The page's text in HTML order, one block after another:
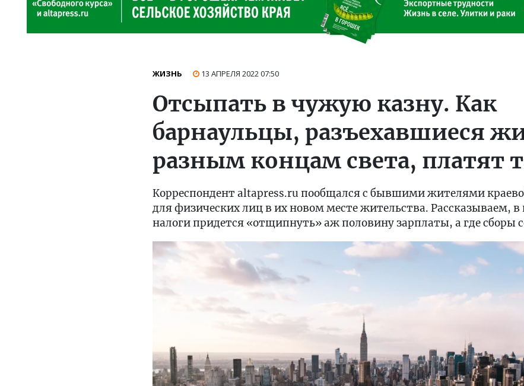
ЖИЗНЬ 13 АПРЕЛЯ 202207:50
Отсыпать в чужую казну. Как
барнаульцы, разъехавшиеся
разным концам света, платят
Корреспондент altapress.ru пообщался с бывшими жителями
для физических лиц в их новом месте жительства. Рассказываем, в
налоги придется «отщипнуть» аж половину зарплаты, а где сборы